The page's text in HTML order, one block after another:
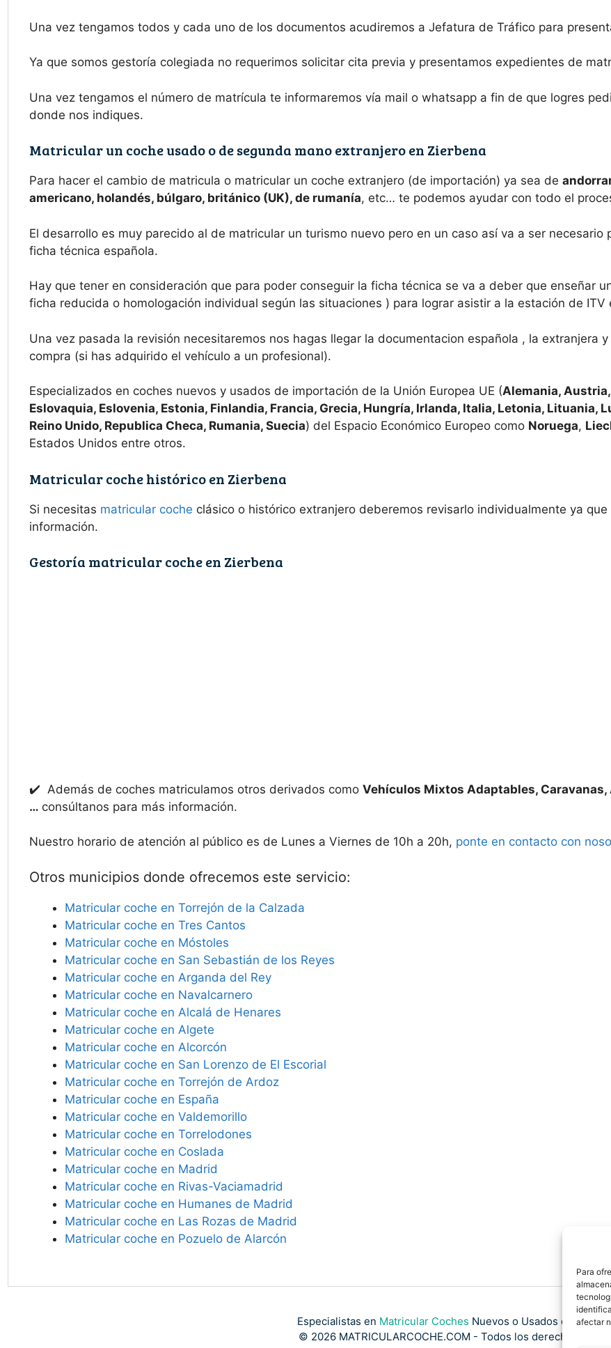
Para
afectar
Una vez tengamos todos y cada uno de los documentos acudiremos a Jefatura de Tráfico para
Ya que somos gestoría colegiada no requerimos solicitar cita previa y presentamos expedientes de
Una vez tengamos el número de matrícula te informaremos vía mail o whatsapp a fin de que logres
donde nos indiques.
Matricular un coche usado o de segunda mano extranjero en Zierbena
Para hacer el cambio de matricula o matricular un coche extranjero (de importación) ya sea de
americano, holandés, búlgaro, británico (UK), de rumanía, etc… te podemos ayudar con todo el
El desarrollo es muy parecido al de matricular un turismo nuevo pero en un caso así va a ser
ficha técnica española.
Hay que tener en consideración que para poder conseguir la ficha técnica se va a deber que enseñar
ficha reducida o homologación individual según las situaciones ) para lograr asistir a la estación de ITV
Una vez pasada la revisión necesitaremos nos hagas llegar la documentacion española , la extranjera
compra (si has adquirido el vehículo a un profesional).
Especializados en coches nuevos y usados de importación de la Unión Europea UE (Alemania,
Eslovaquia, Eslovenia, Estonia, Finlandia, Francia, Grecia, Hungría, Irlanda, Italia, Letonia, Lituania,
Reino Unido, Republica Checa, Rumania, Suecia) del Espacio Económico Europeo como Noruega,
Estados Unidos entre otros.
Matricular coche histórico en Zierbena
Si necesitas matricular coche clásico o histórico extranjero deberemos revisarlo individualmente ya
información.
Gestoría matricular coche en Zierbena
✔️ Además de coches matriculamos otros derivados como Vehículos Mixtos Adaptables,
… consúltanos para más información.
Nuestro horario de atención al público es de Lunes a Viernes de 10h a 20h, ponte en contacto con
Otros municipios donde ofrecemos este servicio:
Matricular coche en Torrejón de la Calzada
Matricular coche en Tres Cantos
Matricular coche en Móstoles
Matricular coche en San Sebastián de los Reyes
Matricular coche en Arganda del Rey
Matricular coche en Navalcarnero
Matricular coche en Alcalá de Henares
Matricular coche en Algete
Matricular coche en Alcorcón
Matricular coche en San Lorenzo de El Escorial
Matricular coche en Torrejón de Ardoz
Matricular coche en España
Matricular coche en Valdemorillo
Matricular coche en Torrelodones
Matricular coche en Coslada
Matricular coche en Madrid
Matricular coche en Rivas-Vaciamadrid
Matricular coche en Humanes de Madrid
Matricular coche en Las Rozas de Madrid
Matricular coche en Pozuelo de Alarcón
Especialistas en Matricular Coches Nuevos o Usados de
© 2026 MATRICULARCOCHE.COM - Todos los derechos